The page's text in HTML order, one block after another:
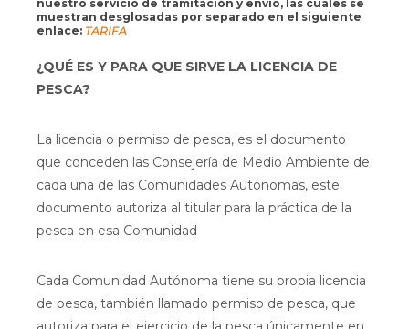
nuestro servicio de tramitación y envío, las cuales se
muestran desglosadas por separado en el siguiente
enlace: TARIFA
¿QUÉ ES Y PARA QUE SIRVE LA LICENCIA DE
PESCA?
La licencia o permiso de pesca, es el documento
que conceden las Consejería de Medio Ambiente de
cada una de las Comunidades Autónomas, este
documento autoriza al titular para la práctica de la
pesca en esa Comunidad
Cada Comunidad Autónoma tiene su propia licencia
de pesca, también llamado permiso de pesca, que